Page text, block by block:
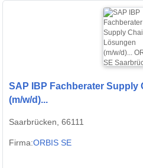
SAP IBP Fachberater Supply
(m/w/d)...
Saarbrücken, 66111
Firma:ORBIS SE